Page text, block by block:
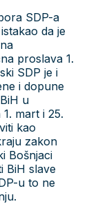
SDP-a
da je
proslava 1.
SDP je i
i dopune
u
mart i 25.
kao
zakon
Bošnjaci
BiH slave
u to ne